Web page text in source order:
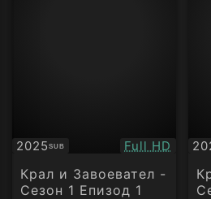
2025SUB
Субтитри Качество:
Full HD
Крал и Завоевател -
Сезон 1 Епизод 1